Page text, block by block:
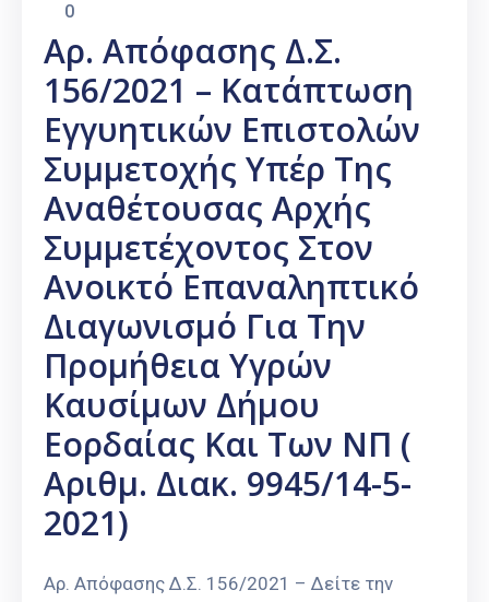
0
Αρ. Απόφασης Δ.Σ.
156/2021 – Κατάπτωση
Εγγυητικών Επιστολών
Συμμετοχής Υπέρ Της
Αναθέτουσας Αρχής
Συμμετέχοντος Στον
Ανοικτό Επαναληπτικό
Διαγωνισμό Για Την
Προμήθεια Υγρών
Καυσίμων Δήμου
Εορδαίας Και Των ΝΠ (
Αριθμ. Διακ. 9945/14-5-
2021)
Αρ. Απόφασης Δ.Σ. 156/2021 – Δείτε την